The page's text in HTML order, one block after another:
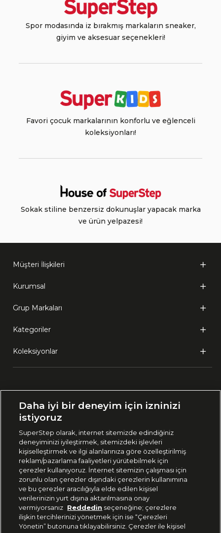
Spor modasında iz bırakmış markaların sneaker,
giyim ve aksesuar seçenekleri!
Favori çocuk markalarının konforlu ve eğlenceli
koleksiyonları!
Sokak stiline benzersiz dokunuşlar yapacak marka
ve ürün yelpazesi!
Müşteri İlişkileri
Kurumsal
Grup Markaları
Kategoriler
Koleksiyonlar
🇹🇷 Türkiye
444 37 36
Uygulamadan Takip Edin
Daha iyi bir deneyim için izninizi
istiyoruz
SuperStep olarak, internet sitemizde edindiğiniz
deneyiminizi iyileştirmek, sitemizdeki işlevleri
kişiselleştirmek ve ilgi alanlarınıza göre özelleştirilmiş
reklam/pazarlama faaliyetleri yürütebilmek için
çerezler kullanıyoruz. İnternet sitemizin çalışması için
zorunlu olan çerezler dışındaki çerezlerin kullanımına
ve bu çerezler aracılığıyla elde edilen kişisel
verilerinizin yurt dışına aktarılmasına onay
vermiyorsanız Reddedin seçeneğine; çerezlere
ilişkin tercihlerinizi yönetmek için ise “Çerezleri
Yönetin” butonuna tıklayabilirsiniz. Çerezler ile kişisel